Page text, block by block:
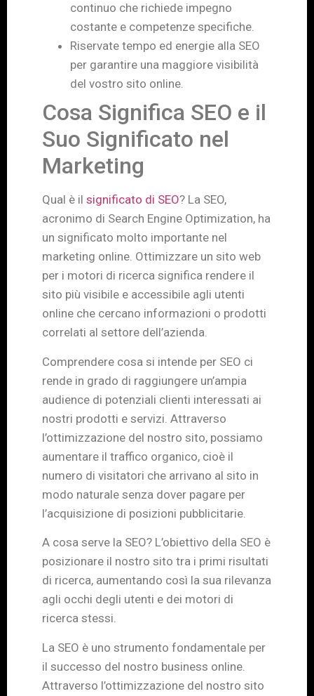
continuo che richiede impegno
costante e competenze specifiche.
Riservate tempo ed energie alla SEO
per garantire una maggiore visibilità
del vostro sito online.
Cosa Significa SEO e il
Suo Significato nel
Marketing
Qual è il significato di SEO? La SEO,
acronimo di Search Engine Optimization, ha
un significato molto importante nel
marketing online. Ottimizzare un sito web
per i motori di ricerca significa rendere il
sito più visibile e accessibile agli utenti
online che cercano informazioni o prodotti
correlati al settore dell’azienda.
Comprendere cosa si intende per SEO ci
rende in grado di raggiungere un’ampia
audience di potenziali clienti interessati ai
nostri prodotti e servizi. Attraverso
l’ottimizzazione del nostro sito, possiamo
aumentare il traffico organico, cioè il
numero di visitatori che arrivano al sito in
modo naturale senza dover pagare per
l’acquisizione di posizioni pubblicitarie.
A cosa serve la SEO? L’obiettivo della SEO è
posizionare il nostro sito tra i primi risultati
di ricerca, aumentando così la sua rilevanza
agli occhi degli utenti e dei motori di
ricerca stessi.
La SEO è uno strumento fondamentale per
il successo del nostro business online.
Attraverso l’ottimizzazione del nostro sito